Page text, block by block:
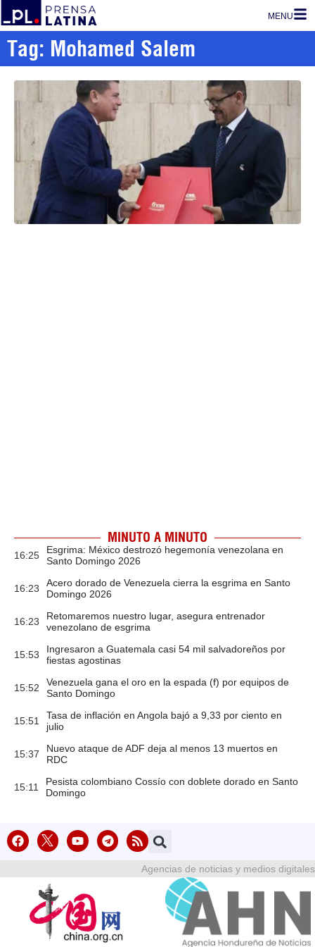
MENU
Tag: Mohamed Salem
MINUTO A MINUTO
16:25
Esgrima: México destrozó hegemonía venezolana en
Santo Domingo 2026
16:23
Acero dorado de Venezuela cierra la esgrima en Santo
Domingo 2026
16:23
Retomaremos nuestro lugar, asegura entrenador
venezolano de esgrima
15:53
Ingresaron a Guatemala casi 54 mil salvadoreños por
fiestas agostinas
15:52
Venezuela gana el oro en la espada (f) por equipos de
Santo Domingo
15:51
Tasa de inflación en Angola bajó a 9,33 por ciento en
julio
15:37
Nuevo ataque de ADF deja al menos 13 muertos en
RDC
15:11
Pesista colombiano Cossío con doblete dorado en Santo
Domingo
Agencias de noticias y medios digitales